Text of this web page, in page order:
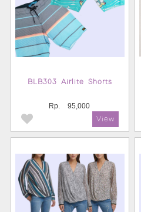
BLB303 Airlite Shorts
Rp. 95,000